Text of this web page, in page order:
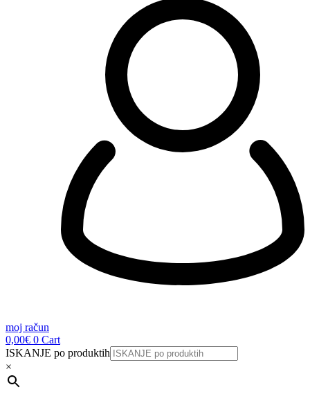
moj račun
0,00€ 0 Cart
ISKANJE po produktih
×